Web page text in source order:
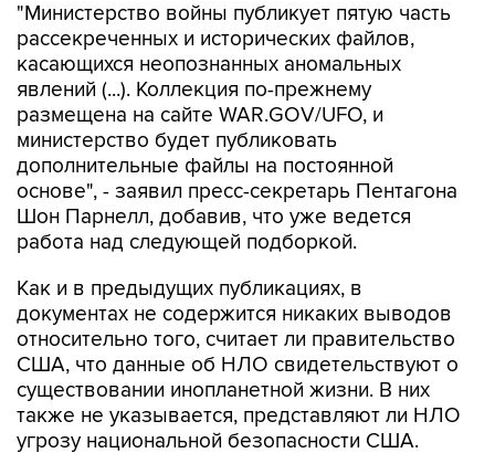
"Министерство войны публикует пятую часть
рассекреченных и исторических файлов,
касающихся неопознанных аномальных
явлений (...). Коллекция по-прежнему
размещена на сайте WAR.GOV/UFO, и
министерство будет публиковать
дополнительные файлы на постоянной
основе", - заявил пресс-секретарь Пентагона
Шон Парнелл, добавив, что уже ведется
работа над следующей подборкой.
Как и в предыдущих публикациях, в
документах не содержится никаких выводов
относительно того, считает ли правительство
США, что данные об НЛО свидетельствуют о
существовании инопланетной жизни. В них
также не указывается, представляют ли НЛО
угрозу национальной безопасности США.